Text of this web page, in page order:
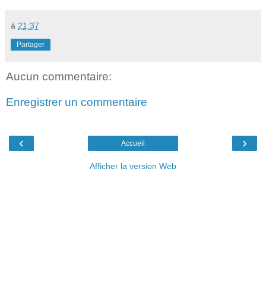
à 21:37
Partager
Aucun commentaire:
Enregistrer un commentaire
‹ ›
Accueil
Afficher la version Web